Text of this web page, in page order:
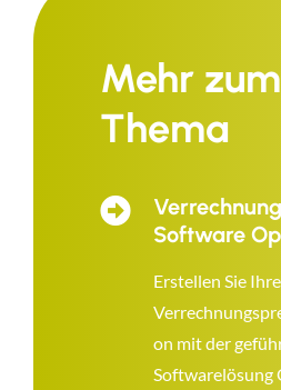
Mehr zum
Thema
Software
Erstellen Sie Ihre
on mit der
Softwarelösung